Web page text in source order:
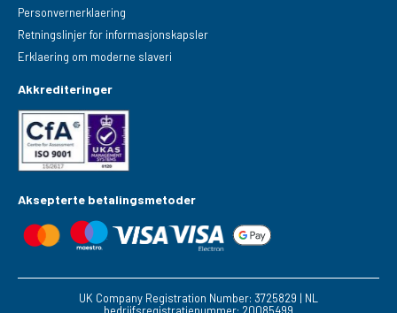
Personvernerklaering
Retningslinjer for informasjonskapsler
Erklaering om moderne slaveri
Akkrediteringer
Aksepterte betalingsmetoder
UK Company Registration Number: 3725829 | NL